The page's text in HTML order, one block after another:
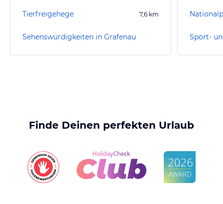
Tierfreigehege 7,6 km
Sehenswürdigkeiten in Grafenau
Finde Deinen perfekten Urlaub